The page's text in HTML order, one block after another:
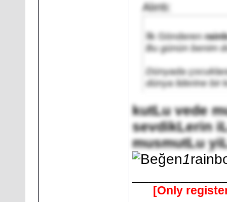
Alıntı:
İlk Gönderen
Bu günün benim
Dünyada
dünya liderine bir
kutLu vede
sevdikLerin
musmutLu
1
[Only